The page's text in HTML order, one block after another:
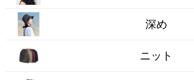
深め
ニット